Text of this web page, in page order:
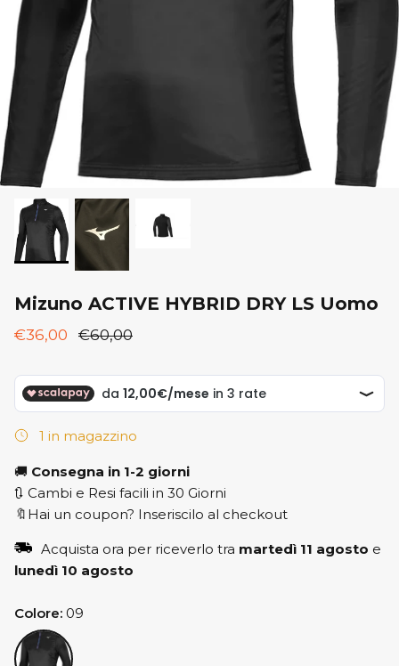
New Balance
Saucony
ON
Saucony
Mizuno ACTIVE HYBRID DRY LS Uomo
€36,00 €60,00
1 in magazzino
🚚 Consegna in 1-2 giorni
🔃 Cambi e Resi facili in 30 Giorni
🔖Hai un coupon? Inseriscilo al checkout
Acquista ora per riceverlo tra martedì 11 agosto e
lunedì 10 agosto
Colore 09
09